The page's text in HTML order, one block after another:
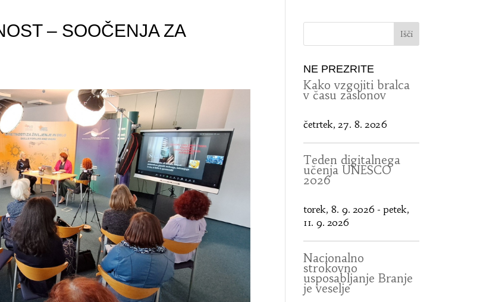
– SOOČENJA ZA
NE PREZRITE
Kako vzgojiti bralca
v času zaslonov
četrtek, 27. 8. 2026
Teden digitalnega
učenja UNESCO
2026
torek, 8. 9. 2026 -petek,
11. 9. 2026
Nacionalno
strokovno
usposabljanje Branje
je veselje